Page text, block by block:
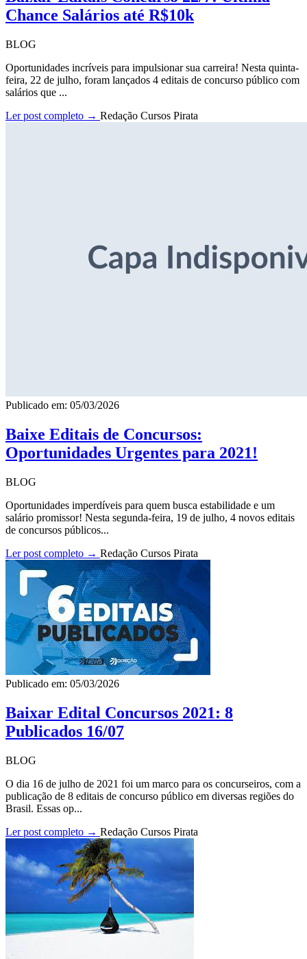
Chance Salários até R$10k
BLOG
Oportunidades incríveis para impulsionar sua carreira! Nesta quinta-
feira, 22 de julho, foram lançados 4 editais de concurso público com
salários que ...
Ler post completo → Redação Cursos Pirata
Publicado em: 05/03/2026
Baixe Editais de Concursos:
Oportunidades Urgentes para 2021!
BLOG
Oportunidades imperdíveis para quem busca estabilidade e um
salário promissor! Nesta segunda-feira, 19 de julho, 4 novos editais
de concursos públicos...
Ler post completo → Redação Cursos Pirata
Publicado em: 05/03/2026
Baixar Edital Concursos 2021: 8
Publicados 16/07
BLOG
O dia 16 de julho de 2021 foi um marco para os concurseiros, com a
publicação de 8 editais de concurso público em diversas regiões do
Brasil. Essas op...
Ler post completo → Redação Cursos Pirata